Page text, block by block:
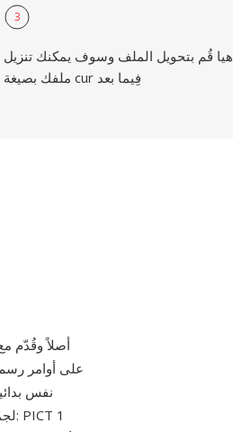
3
هيا قُم بتحويل الملف وسوف يمكنك تنزيل
ملفك بصيغة cur فِيما بعد